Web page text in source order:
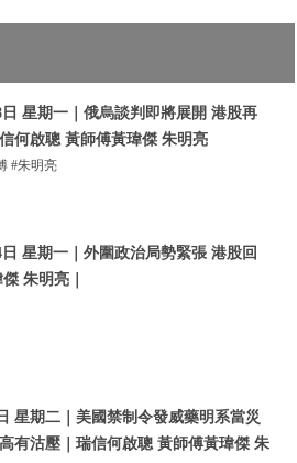
日 星期一｜俄烏談判即將展開 港股再
何啟聰 黃師傅黃瑋傑 朱明亮
#朱明亮
日 星期一｜外圍政治局勢緊張 港股回
朱明亮｜
星期二｜美國禁制令發威藥明系當災
有沽壓｜瑞信何啟聰 黃師傅黃瑋傑 朱